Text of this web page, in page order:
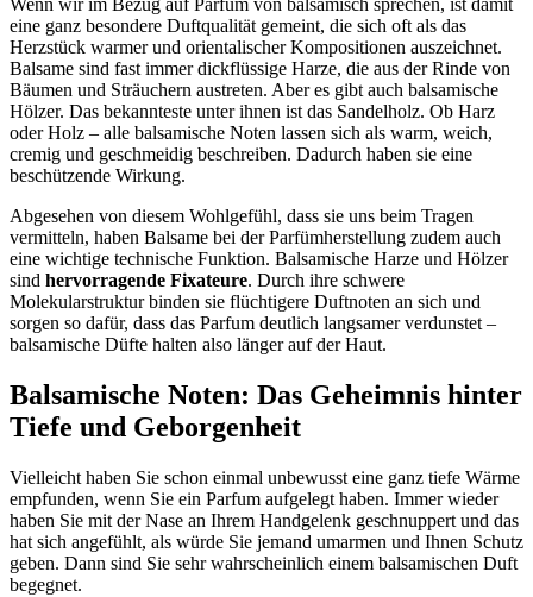
Wenn wir im Bezug auf Parfum von balsamisch sprechen, ist damit
eine ganz besondere Duftqualität gemeint, die sich oft als das
Herzstück warmer und orientalischer Kompositionen auszeichnet.
Balsame sind fast immer dickflüssige Harze, die aus der Rinde von
Bäumen und Sträuchern austreten. Aber es gibt auch balsamische
Hölzer. Das bekannteste unter ihnen ist das Sandelholz. Ob Harz
oder Holz – alle balsamische Noten lassen sich als warm, weich,
cremig und geschmeidig beschreiben. Dadurch haben sie eine
beschützende Wirkung.
Abgesehen von diesem Wohlgefühl, dass sie uns beim Tragen
vermitteln, haben Balsame bei der Parfümherstellung zudem auch
eine wichtige technische Funktion. Balsamische Harze und Hölzer
sind hervorragende Fixateure. Durch ihre schwere
Molekularstruktur binden sie flüchtigere Duftnoten an sich und
sorgen so dafür, dass das Parfum deutlich langsamer verdunstet –
balsamische Düfte halten also länger auf der Haut.
Balsamische Noten: Das Geheimnis hinter
Tiefe und Geborgenheit
Vielleicht haben Sie schon einmal unbewusst eine ganz tiefe Wärme
empfunden, wenn Sie ein Parfum aufgelegt haben. Immer wieder
haben Sie mit der Nase an Ihrem Handgelenk geschnuppert und das
hat sich angefühlt, als würde Sie jemand umarmen und Ihnen Schutz
geben. Dann sind Sie sehr wahrscheinlich einem balsamischen Duft
begegnet.